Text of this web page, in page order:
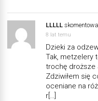
LLLLL
8 lat temu
Dzieki za
Tak, metzelery
trochę droższe
Zdziwiłem się
oceniane na
r[…]